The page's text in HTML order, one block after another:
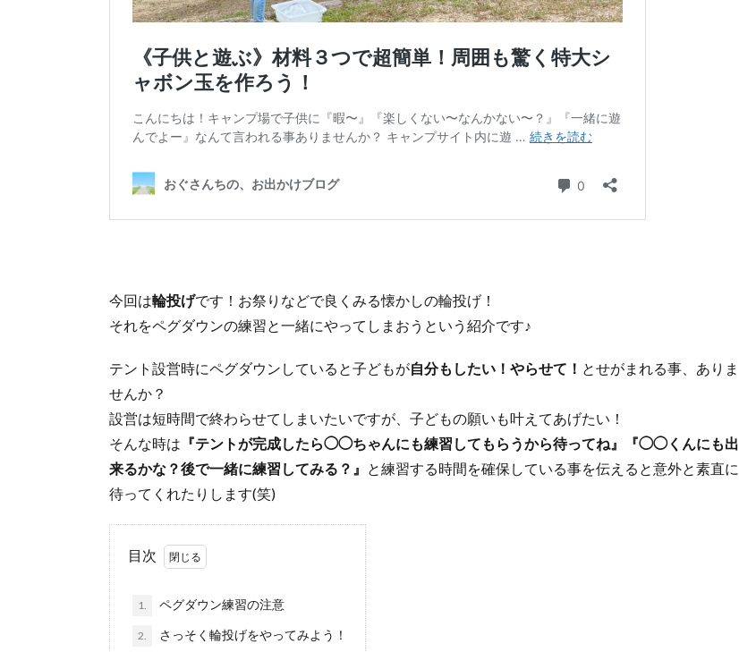
今回は輪投げです！お祭りなどで良くみる懐かしの輪投げ！
それをペグダウンの練習と一緒にやってしまおうという紹介です♪
テント設営時にペグダウンしていると子どもが自分もしたい！やらせて！ とせがまれる事、ありま
せんか？
設営は短時間で終わらせてしまいたいですが、子どもの願いも叶えてあげたい！
そんな時は 『テントが完成したら◯◯ちゃんにも練習してもらうから待ってね』『◯◯くんにも出
来るかな？後で一緒に練習してみる？』
と練習する時間を確保している事を伝えると意外と素直に
待ってくれたりします(笑)
目次
1. ペグダウン練習の注意
2. さっそく輪投げをやってみよう！